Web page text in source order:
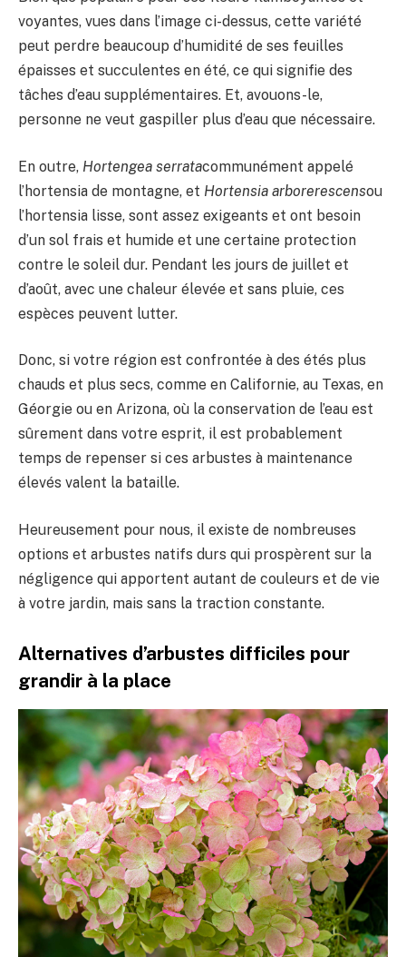
voyantes, vues dans l’image ci-dessus, cette variété
peut perdre beaucoup d’humidité de ses feuilles
épaisses et succulentes en été, ce qui signifie des
tâches d’eau supplémentaires. Et, avouons-le,
personne ne veut gaspiller plus d’eau que nécessaire.
En outre, Hortengea serratacommunément appelé
l’hortensia de montagne, et Hortensia arborerescensou
l’hortensia lisse, sont assez exigeants et ont besoin
d’un sol frais et humide et une certaine protection
contre le soleil dur. Pendant les jours de juillet et
d’août, avec une chaleur élevée et sans pluie, ces
espèces peuvent lutter.
Donc, si votre région est confrontée à des étés plus
chauds et plus secs, comme en Californie, au Texas, en
Géorgie ou en Arizona, où la conservation de l’eau est
sûrement dans votre esprit, il est probablement
temps de repenser si ces arbustes à maintenance
élevés valent la bataille.
Heureusement pour nous, il existe de nombreuses
options et arbustes natifs durs qui prospèrent sur la
négligence qui apportent autant de couleurs et de vie
à votre jardin, mais sans la traction constante.
Alternatives d’arbustes difficiles pour
grandir à la place